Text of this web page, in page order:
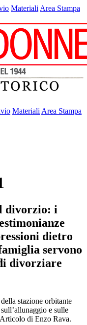
Materiali Area Stampa
Materiali Area Stampa
divorzio: i
dietro
servono
divorziare
stazione orbitante
e sulle
di Enzo Rava.